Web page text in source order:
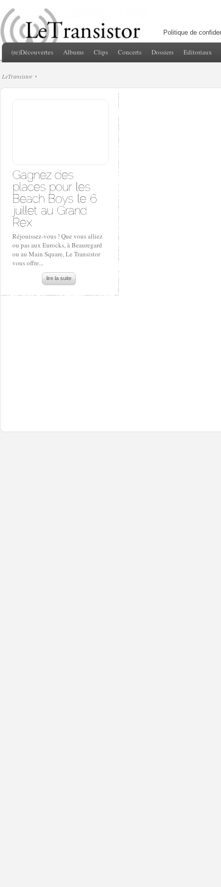
Politique de
(re)Découvertes Albums Clips Concerts Dossiers Editoriaux
LeTransistor
Réjouissez-vous ! Que vous alliez
ou pas aux Eurocks, à Beauregard
ou au Main Square, Le Transistor
vous offre...
lire la suite